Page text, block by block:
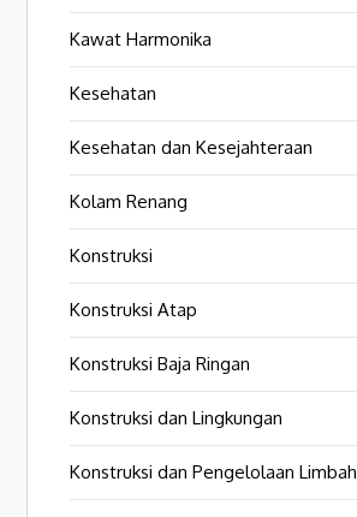
Kawat Harmonika
Kesehatan
Kesehatan dan Kesejahteraan
Kolam Renang
Konstruksi
Konstruksi Atap
Konstruksi Baja Ringan
Konstruksi dan Lingkungan
Konstruksi dan Pengelolaan Limbah